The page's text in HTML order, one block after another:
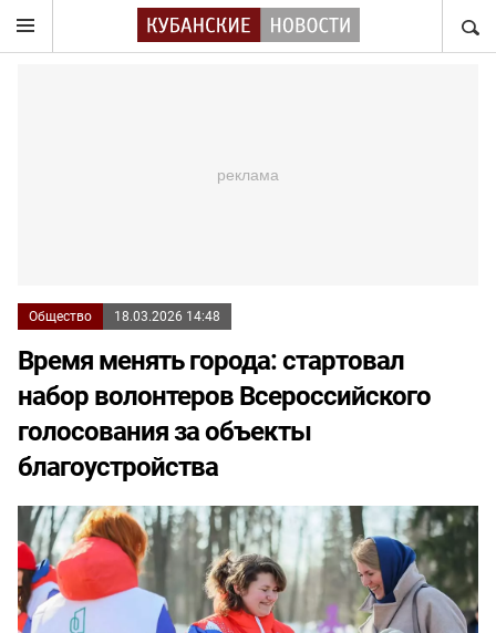
Общество 18.03.2026 14:48
Время менять города: стартовал
набор волонтеров Всероссийского
голосования за объекты
благоустройства